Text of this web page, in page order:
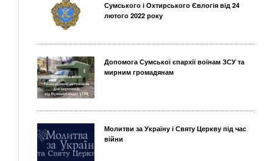
Сумського і Охтирського Євлогія від 24
лютого 2022 року
Допомога Сумської єпархії воїнам ЗСУ та
мирним громадянам
Молитви за Україну і Святу Церкву під час
війни